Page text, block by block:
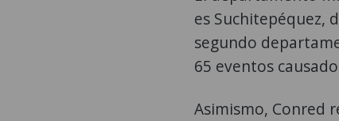
es Suchitepéquez,
segundo
65 eventos
Asimismo, Conred